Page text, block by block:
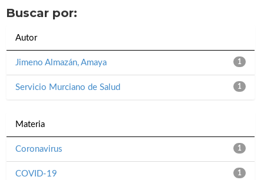
Buscar por:
Autor
1
Jimeno Almazán, Amaya
1
Servicio Murciano de Salud
Materia
1
Coronavirus
1
COVID-19